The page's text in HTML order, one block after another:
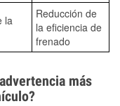
la
Reducción de
la eficiencia de
frenado
más